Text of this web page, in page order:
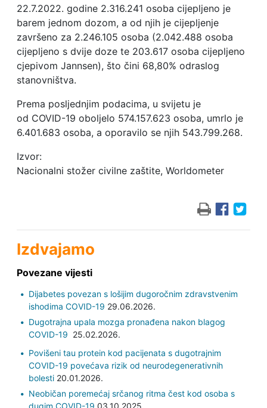
22.7.2022. godine 2.316.241 osoba cijepljeno je
barem jednom dozom, a od njih je cijepljenje
završeno za 2.246.105 osoba (2.042.488 osoba
cijepljeno s dvije doze te 203.617 osoba cijepljeno
cjepivom Jannsen), što čini 68,80% odraslog
stanovništva.
Prema posljednjim podacima, u svijetu je
od COVID-19 oboljelo 574.157.623 osoba, umrlo je
6.401.683 osoba, a oporavilo se njih 543.799.268.
Izvor:
Nacionalni stožer civilne zaštite, Worldometer
Izdvajamo
Povezane vijesti
Dijabetes povezan s lošijim dugoročnim zdravstvenim
ishodima COVID-19 29.06.2026.
Dugotrajna upala mozga pronađena nakon blagog
COVID-19 25.02.2026.
Povišeni tau protein kod pacijenata s dugotrajnim
COVID-19 povećava rizik od neurodegenerativnih
bolesti20.01.2026.
Neobičan poremećaj srčanog ritma čest kod osoba s